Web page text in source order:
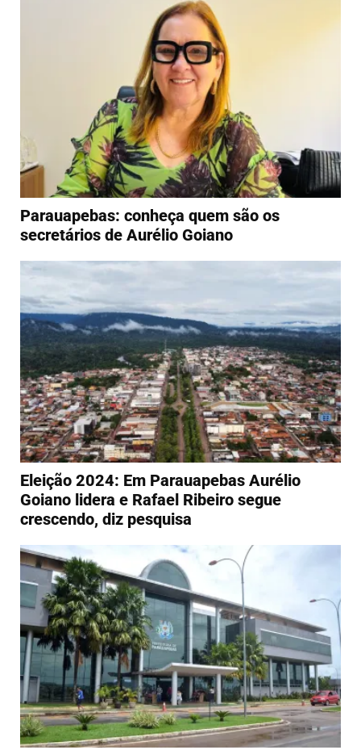
Parauapebas: conheça quem são os
secretários de Aurélio Goiano
Eleição 2024: Em Parauapebas Aurélio
Goiano lidera e Rafael Ribeiro segue
crescendo, diz pesquisa